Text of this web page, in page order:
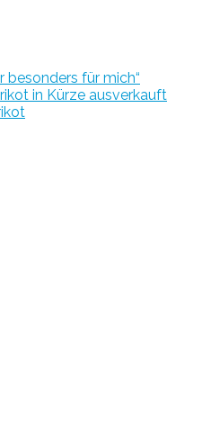
besonders für mich“
in Kürze ausverkauft